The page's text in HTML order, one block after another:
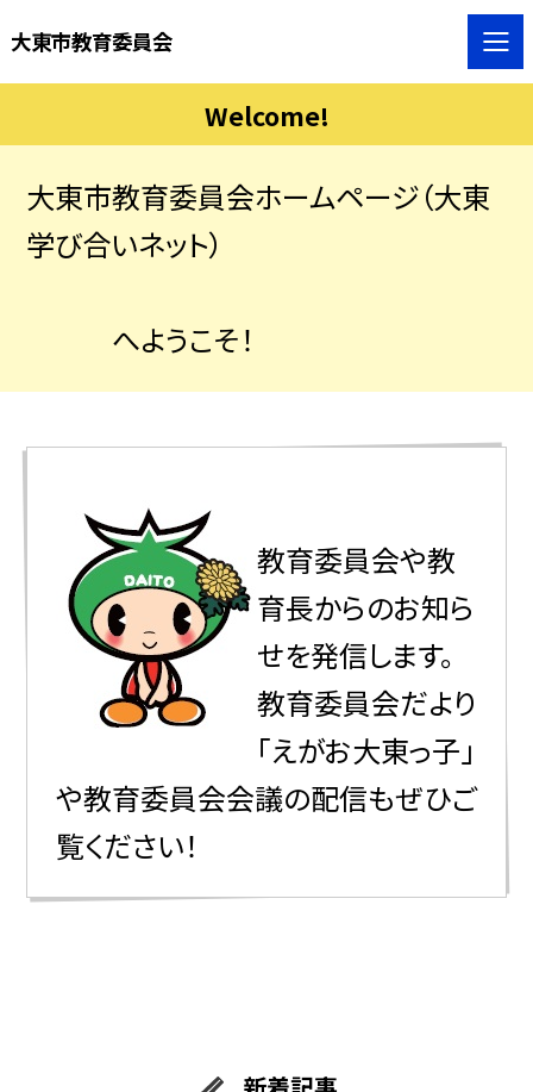
大東市教育委員会
Welcome!
大東市教育委員会ホームページ（大東
学び合いネット）
へようこそ！
教育委員会や教
育長からのお知ら
せを発信します。
教育委員会だより
「えがお大東っ子」
や教育委員会会議の配信もぜひご
覧ください！